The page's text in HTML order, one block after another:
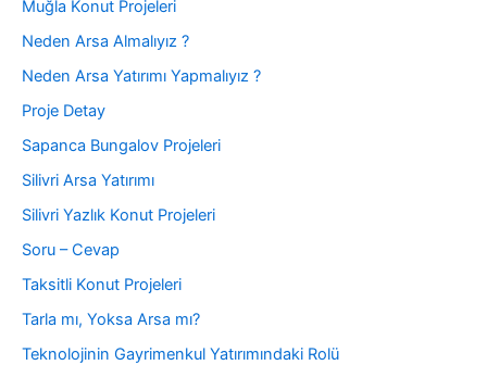
Muğla Konut Projeleri
Neden Arsa Almalıyız ?
Neden Arsa Yatırımı Yapmalıyız ?
Proje Detay
Sapanca Bungalov Projeleri
Silivri Arsa Yatırımı
Silivri Yazlık Konut Projeleri
Soru – Cevap
Taksitli Konut Projeleri
Tarla mı, Yoksa Arsa mı?
Teknolojinin Gayrimenkul Yatırımındaki Rolü